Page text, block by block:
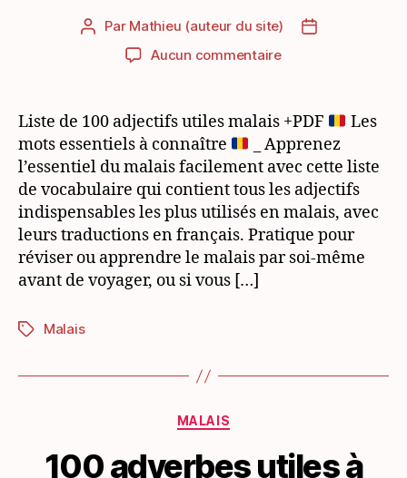
Auteur
l’article
Par Mathieu (auteur du site)
Date
Aucun commentairesur
100
utiles
en
malais
Liste de 100 adjectifs utiles malais +PDF
Les
mots essentiels à connaître
_ Apprenez
l’essentiel du malais facilement avec cette liste
de vocabulaire qui contient tous les adjectifs
indispensables les plus utilisés en malais, avec
leurs traductions en français. Pratique pour
réviser ou apprendre le malais par soi-même
avant de voyager, ou si vous […]
Étiquettes
Malais
Catégories
MALAIS
100 adverbes utiles à